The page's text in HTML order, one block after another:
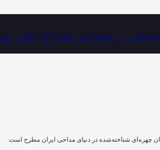
رمضانی/مداح اهل
چهره‌ای شناخته‌شده در دنیای مداحی ایران مطرح است